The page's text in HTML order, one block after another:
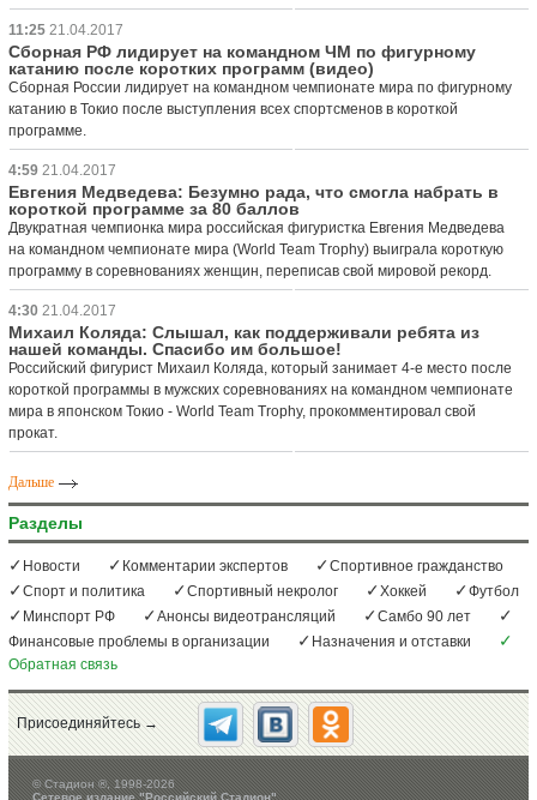
11:25 21.04.2017
Сборная РФ лидирует на командном ЧМ по фигурному
катанию после коротких программ (видео)
Сборная России лидирует на командном чемпионате мира по фигурному
катанию в Токио после выступления всех спортсменов в короткой
программе.
4:59 21.04.2017
Евгения Медведева: Безумно рада, что смогла набрать в
короткой программе за 80 баллов
Двукратная чемпионка мира российская фигуристка Евгения Медведева
на командном чемпионате мира (World Team Trophy) выиграла короткую
программу в соревнованиях женщин, переписав свой мировой рекорд.
4:30 21.04.2017
Михаил Коляда: Слышал, как поддерживали ребята из
нашей команды. Спасибо им большое!
Российский фигурист Михаил Коляда, который занимает 4-е место после
короткой программы в мужских соревнованиях на командном чемпионате
мира в японском Токио - World Team Trophy, прокомментировал свой
прокат.
Дальше
Разделы
Новости Комментарии экспертов
Спортивное гражданство
Спорт и политика
Спортивный некролог Хоккей
Футбол
Минспорт РФ
Анонсы видеотрансляций
Самбо 90 лет
Финансовые проблемы в организации
Назначения и отставки
Обратная связь
Присоединяйтесь →
©Стадион ®, 1998-2026
Сетевое издание "Российский Стадион"